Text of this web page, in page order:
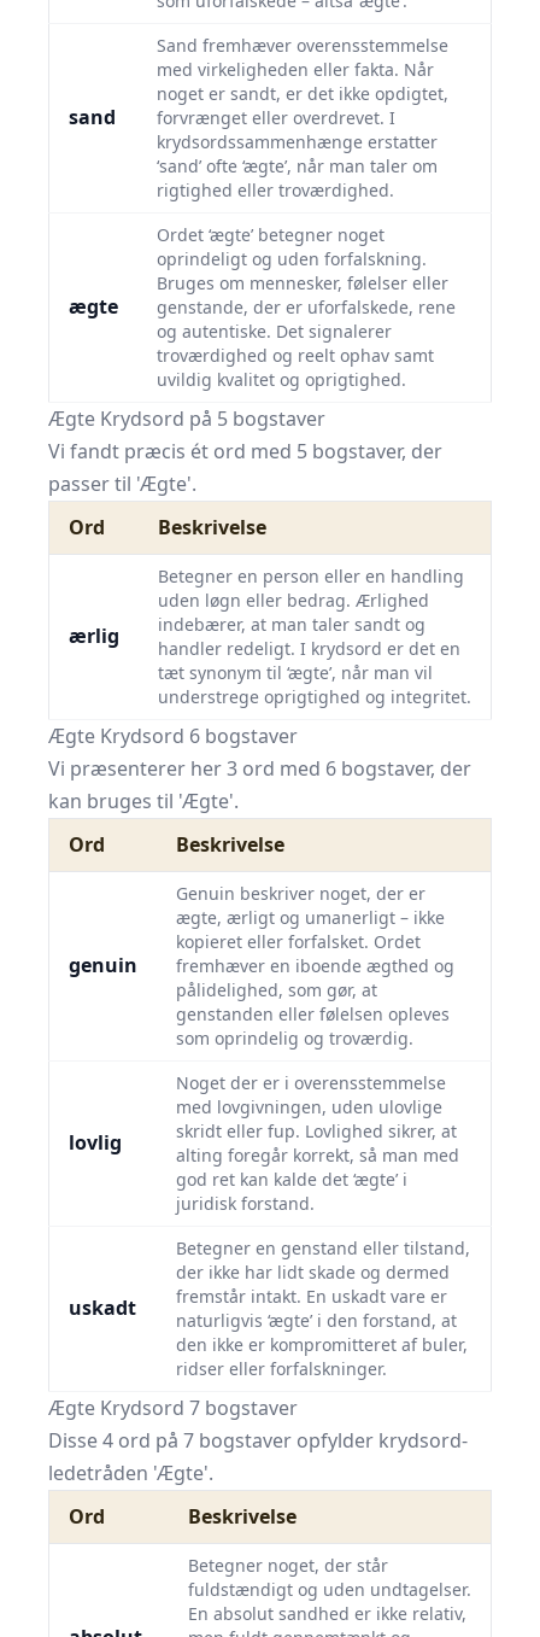
sand
Sand fremhæver overensstemmelse
med virkeligheden eller fakta. Når
noget er sandt, er det ikke opdigtet,
forvrænget eller overdrevet. I
krydsordssammenhænge erstatter
‘sand’ ofte ‘ægte’, når man taler om
rigtighed eller troværdighed.
ægte
Ordet ‘ægte’ betegner noget
oprindeligt og uden forfalskning.
Bruges om mennesker, følelser eller
genstande, der er uforfalskede, rene
og autentiske. Det signalerer
troværdighed og reelt ophav samt
uvildig kvalitet og oprigtighed.
Ægte Krydsord på 5 bogstaver
Vi fandt præcis ét ord med 5 bogstaver, der
passer til 'Ægte'.
Ord
Beskrivelse
ærlig
Betegner en person eller en handling
uden løgn eller bedrag. Ærlighed
indebærer, at man taler sandt og
handler redeligt. I krydsord er det en
tæt synonym til ‘ægte’, når man vil
understrege oprigtighed og integritet.
Ægte Krydsord 6 bogstaver
Vi præsenterer her 3 ord med 6 bogstaver, der
kan bruges til 'Ægte'.
Ord
Beskrivelse
genuin
Genuin beskriver noget, der er
ægte, ærligt og umanerligt – ikke
kopieret eller forfalsket. Ordet
fremhæver en iboende ægthed og
pålidelighed, som gør, at
genstanden eller følelsen opleves
som oprindelig og troværdig.
lovlig
Noget der er i overensstemmelse
med lovgivningen, uden ulovlige
skridt eller fup. Lovlighed sikrer, at
alting foregår korrekt, så man med
god ret kan kalde det ‘ægte’ i
juridisk forstand.
uskadt
Betegner en genstand eller tilstand,
der ikke har lidt skade og dermed
fremstår intakt. En uskadt vare er
naturligvis ‘ægte’ i den forstand, at
den ikke er kompromitteret af buler,
ridser eller forfalskninger.
Ægte Krydsord 7 bogstaver
Disse 4 ord på 7 bogstaver opfylder krydsord-
ledetråden 'Ægte'.
Ord
Beskrivelse
Betegner noget, der står
fuldstændigt og uden undtagelser.
En absolut sandhed er ikke relativ,